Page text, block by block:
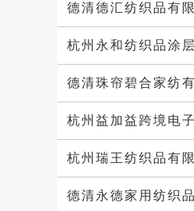
德清德汇纺织品有
杭州永和纺织品涂
德清珠帘碧合家纺
杭州益加益跨境电
杭州瑞王纺织品有
德清永德家用纺织